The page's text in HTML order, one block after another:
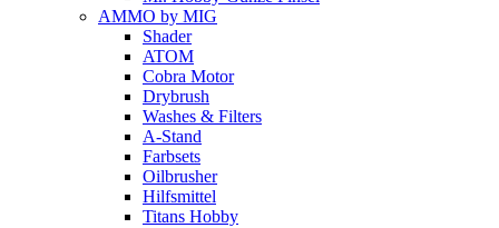
AMMO by MIG
Shader
ATOM
Cobra Motor
Drybrush
Washes & Filters
A-Stand
Farbsets
Oilbrusher
Hilfsmittel
Titans Hobby